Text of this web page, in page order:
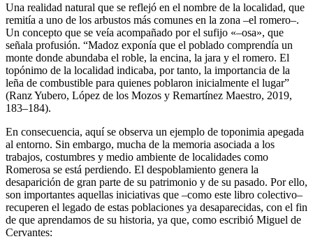
Una realidad natural que se reflejó en el nombre de la localidad, que
remitía a uno de los arbustos más comunes en la zona –el romero–.
Un concepto que se veía acompañado por el sufijo «–osa», que
señala profusión. “Madoz exponía que el poblado comprendía un
monte donde abundaba el roble, la encina, la jara y el romero. El
topónimo de la localidad indicaba, por tanto, la importancia de la
leña de combustible para quienes poblaron inicialmente el lugar”
(Ranz Yubero, López de los Mozos y Remartínez Maestro, 2019,
183–184).
En consecuencia, aquí se observa un ejemplo de toponimia apegada
al entorno. Sin embargo, mucha de la memoria asociada a los
trabajos, costumbres y medio ambiente de localidades como
Romerosa se está perdiendo. El despoblamiento genera la
desaparición de gran parte de su patrimonio y de su pasado. Por ello,
son importantes aquellas iniciativas que –como este libro colectivo–
recuperen el legado de estas poblaciones ya desaparecidas, con el fin
de que aprendamos de su historia, ya que, como escribió Miguel de
Cervantes: